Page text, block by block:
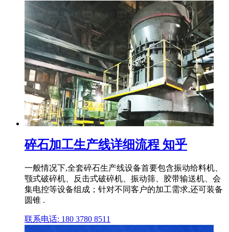
碎石加工生产线详细流程 知乎
一般情况下,全套碎石生产线设备首要包含振动给料机、
颚式破碎机、反击式破碎机、振动筛、胶带输送机、会
集电控等设备组成；针对不同客户的加工需求,还可装备
圆锥 .
联系电话: 180 3780 8511